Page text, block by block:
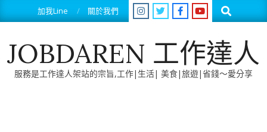
to
加我Line 關於我們 Search
JOBDAREN 工作達人
服務是工作達人架站的宗旨,工作|生活| 美食|旅遊|省錢～愛分享